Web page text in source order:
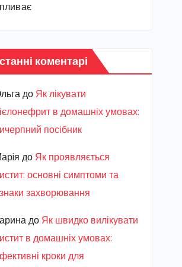
коментарі
до Як лікувати
в домашніх умовах:
посібник
до Як проявляється
основні симптоми та
захворювання
до Як швидко вилікувати
в домашніх умовах:
кроки для